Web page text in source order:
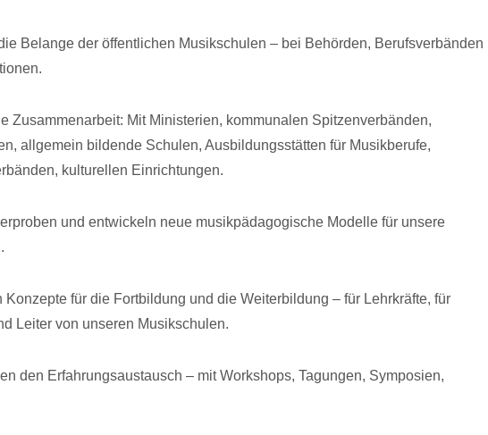
Belange der öffentlichen Musikschulen – bei Behörden, Berufsverbänden
Zusammenarbeit: Mit Ministerien, kommunalen Spitzenverbänden,
allgemein bildende Schulen, Ausbildungsstätten für Musikberufe,
kulturellen Einrichtungen.
und entwickeln neue musikpädagogische Modelle für unsere
Konzepte für die Fortbildung und die Weiterbildung – für Lehrkräfte, für
Leiter von unseren Musikschulen.
den Erfahrungsaustausch – mit Workshops, Tagungen, Symposien,